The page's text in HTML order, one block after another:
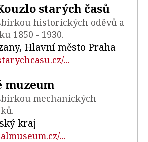
starých časů
historických oděvů a
1850 - 1930.
Hlavní město Praha
...
muzeum
mechanických
kraj
...